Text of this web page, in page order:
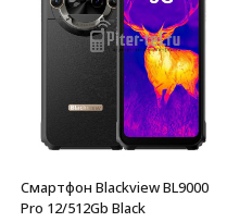
Смартфон Blackview BL9000
Pro 12/512Gb Black